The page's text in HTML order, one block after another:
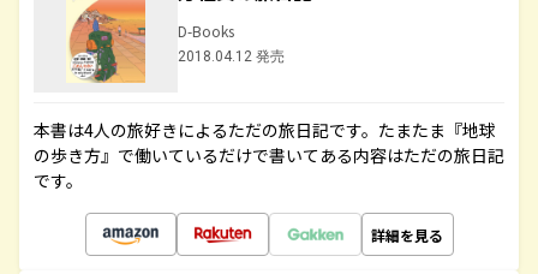
D-Books
2018.04.12 発売
本書は4人の旅好きによるただの旅日記です。たまたま『地球
の歩き方』で働いているだけで書いてある内容はただの旅日記
です。
詳細を見る